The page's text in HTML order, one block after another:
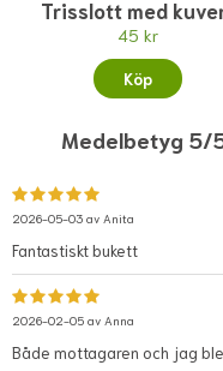
Trisslott med
45 kr
Köp
Medelbetyg 5/
2026-05-03 av Anita
Fantastiskt bukett
2026-02-05 av Anna
Både mottagaren och jag